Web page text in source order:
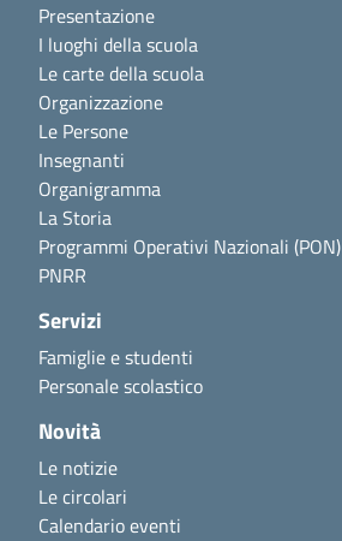
Presentazione
I luoghi della scuola
Le carte della scuola
Organizzazione
Le Persone
Insegnanti
Organigramma
La Storia
Programmi Operativi Nazionali (PON)
PNRR
Servizi
Famiglie e studenti
Personale scolastico
Novità
Le notizie
Le circolari
Calendario eventi